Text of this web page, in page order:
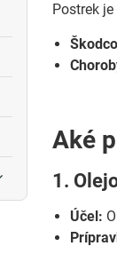
Postrek
Aké
1.
Účel: